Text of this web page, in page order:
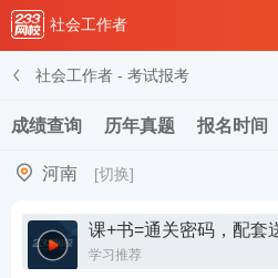
社会工作者
社会工作者 - 考试报考
成绩查询 历年真题 报名时间
河南 [切换]
课+书=通关密码，配套
学习推荐